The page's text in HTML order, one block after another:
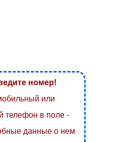
номер!
или
телефон в поле -
данные о нем